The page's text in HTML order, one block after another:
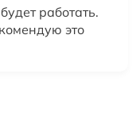
работать.
это